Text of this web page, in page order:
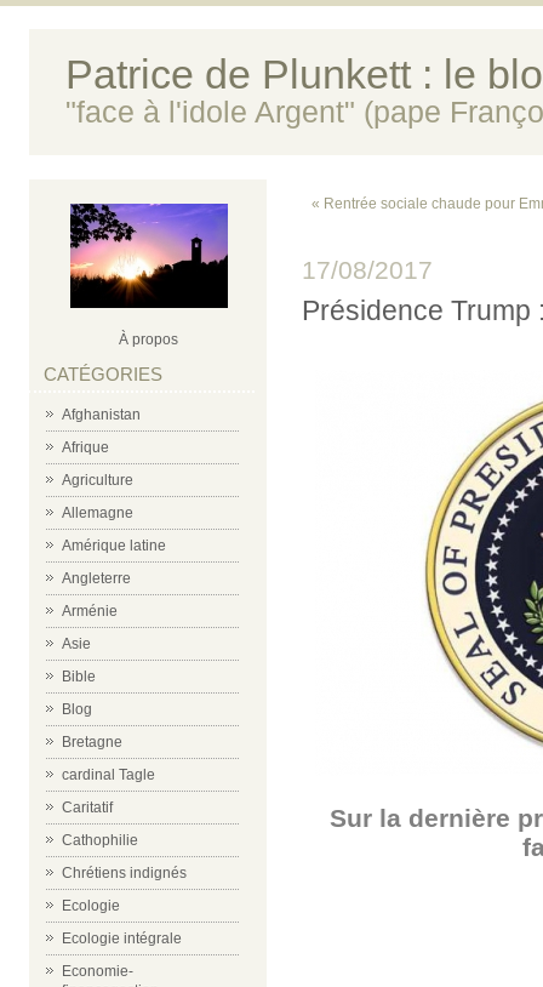
Patrice de Plunkett : le
"face à l'idole Argent" (pape
À propos
CATÉGORIES
Afghanistan
Afrique
Agriculture
Allemagne
Amérique latine
Angleterre
Arménie
Asie
Bible
Blog
Bretagne
cardinal Tagle
Caritatif
Cathophilie
Chrétiens indignés
Ecologie
Ecologie intégrale
Economie-
« Rentrée sociale chaude pour
17/08/2017
Présidence Trump
Sur la dernière